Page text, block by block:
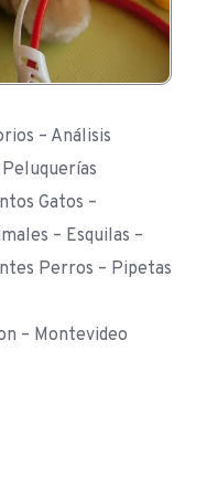
– Análisis
Gatos –
– Esquilas –
Perros – Pipetas
– Montevideo